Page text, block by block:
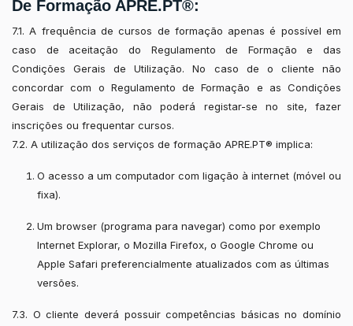
De Formação APRE.PT®:
7.1. A frequência de cursos de formação apenas é possível em
caso de aceitação do Regulamento de Formação e das
Condições Gerais de Utilização. No caso de o cliente não
concordar com o Regulamento de Formação e as Condições
Gerais de Utilização, não poderá registar-se no site, fazer
inscrições ou frequentar cursos.
7.2. A utilização dos serviços de formação APRE.PT® implica:
O acesso a um computador com ligação à internet (móvel ou
fixa).
Um browser (programa para navegar) como por exemplo
Internet Explorar, o Mozilla Firefox, o Google Chrome ou
Apple Safari preferencialmente atualizados com as últimas
versões.
7.3. O cliente deverá possuir competências básicas no domínio